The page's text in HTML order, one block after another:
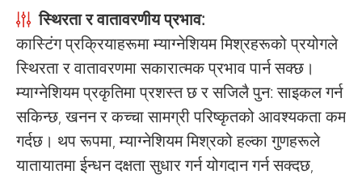
स्थिरता र वातावरणीय प्रभाव:
कास्टिंग प्रक्रियाहरूमा म्याग्नेशियम मिश्रहरूको प्रयोगले
स्थिरता र वातावरणमा सकारात्मक प्रभाव पार्न सक्छ।
म्याग्नेशियम प्रकृतिमा प्रशस्त छ र सजिलै पुन: साइकल गर्न
सकिन्छ, खनन र कच्चा सामग्री परिष्कृतको आवश्यकता कम
गर्दछ। थप रूपमा, म्याग्नेशियम मिश्रको हल्का गुणहरूले
यातायातमा ईन्धन दक्षता सुधार गर्न योगदान गर्न सक्दछ,